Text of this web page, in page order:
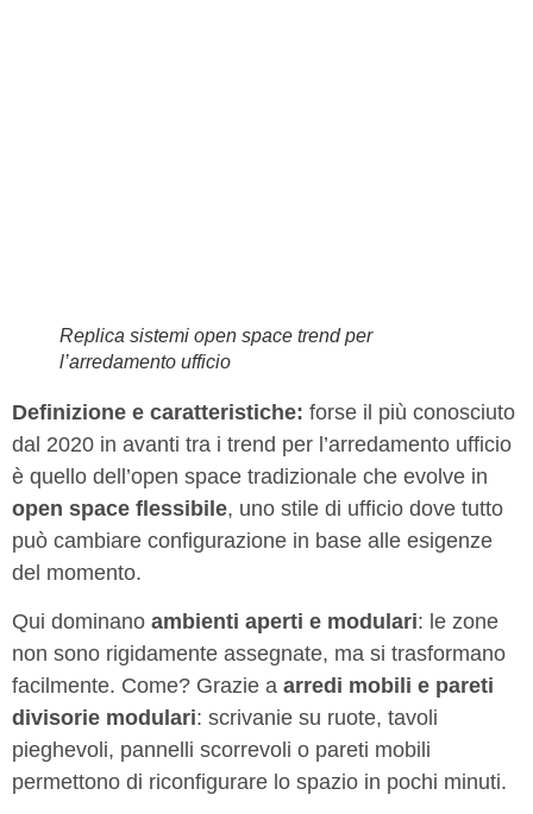
Replica sistemi open space trend per
l’arredamento ufficio
Definizione e caratteristiche: forse il più conosciuto
dal 2020 in avanti tra i trend per l’arredamento ufficio
è quello dell’open space tradizionale che evolve in
open space flessibile, uno stile di ufficio dove tutto
può cambiare configurazione in base alle esigenze
del momento.
Qui dominano ambienti aperti e modulari: le zone
non sono rigidamente assegnate, ma si trasformano
facilmente. Come? Grazie a arredi mobili e pareti
divisorie modulari: scrivanie su ruote, tavoli
pieghevoli, pannelli scorrevoli o pareti mobili
permettono di riconfigurare lo spazio in pochi minuti.